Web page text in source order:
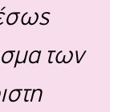
των